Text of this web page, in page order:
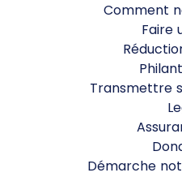
Comment
Faire
Transmettre
Démarche